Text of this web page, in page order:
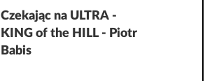
Czekając na ULTRA -
KING of the HILL - Piotr
Babis